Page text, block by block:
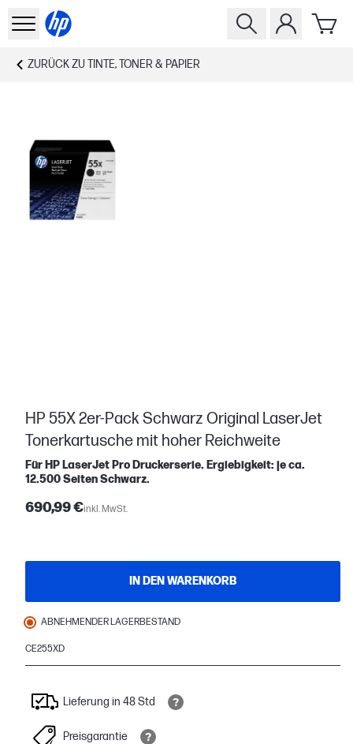
ZURÜCK ZU TINTE, TONER & PAPIER
HP 55X 2er-Pack Schwarz Original LaserJet
Tonerkartusche mit hoher Reichweite
Für HP LaserJet Pro Druckerserie. Ergiebigkeit: je ca.
12.500 Seiten Schwarz.
690,99 €inkl. MwSt.
IN DEN WARENKORB
ABNEHMENDER LAGERBESTAND
CE255XD
Lieferung in 48 Std
Preisgarantie